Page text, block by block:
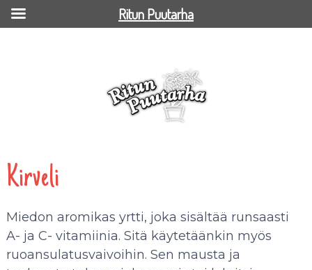
Kirveli
Miedon aromikas yrtti, joka sisältää runsaasti
A- ja C- vitamiinia. Sitä käytetäänkin myös
ruoansulatusvaivoihin. Sen mausta ja
Ritun Puutarha